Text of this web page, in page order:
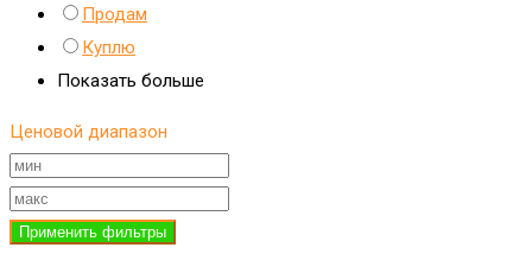
Продам
Куплю
Показать больше
Ценовой диапазон
Применить фильтры